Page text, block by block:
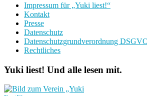
Impressum für „Yuki liest!“
Kontakt
Presse
Datenschutz
Datenschutzgrundverordnung
Rechtliches
Yuki liest! Und alle lesen mit.